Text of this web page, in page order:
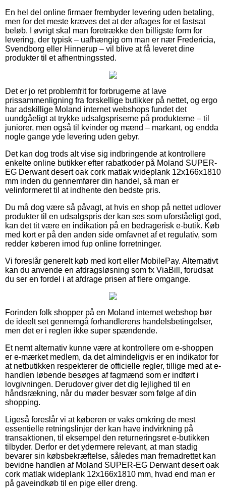
En hel del online firmaer frembyder levering uden betaling,
men for det meste kræves det at der aftages for et fastsat
beløb. I øvrigt skal man foretrække den billigste form for
levering, der typisk – uafhængig om man er nær Fredericia,
Svendborg eller Hinnerup – vil blive at få leveret dine
produkter til et afhentningssted.
Det er jo ret problemfrit for forbrugerne at lave
prissammenligning fra forskellige butikker på nettet, og ergo
har adskillige Moland internet webshops fundet det
uundgåeligt at trykke udsalgspriserne på produkterne – til
juniorer, men også til kvinder og mænd – markant, og endda
nogle gange yde levering uden gebyr.
Det kan dog trods alt vise sig indbringende at kontrollere
enkelte online butikker efter rabatkoder på Moland SUPER-
EG Derwant desert oak cork matlak wideplank 12x166x1810
mm inden du gennemfører din handel, så man er
velinformeret til at indhente den bedste pris.
Du må dog være så påvagt, at hvis en shop på nettet udlover
produkter til en udsalgspris der kan ses som uforståeligt god,
kan det tit være en indikation på en bedragerisk e-butik. Køb
med kort er på den anden side omfavnet af et regulativ, som
redder køberen imod fup online forretninger.
Vi foreslår generelt køb med kort eller MobilePay. Alternativt
kan du anvende en afdragsløsning som fx ViaBill, forudsat
du ser en fordel i at afdrage prisen af flere omgange.
Forinden folk shopper på en Moland internet webshop bør
de ideelt set gennemgå forhandlerens handelsbetingelser,
men det er i reglen ikke super spændende.
Et nemt alternativ kunne være at kontrollere om e-shoppen
er e-mærket medlem, da det almindeligvis er en indikator for
at netbutikken respekterer de officielle regler, tillige med at e-
handlen løbende besøges af fagmænd som er indført i
lovgivningen. Derudover giver det dig lejlighed til en
håndsrækning, når du møder besvær som følge af din
shopping.
Ligeså foreslår vi at køberen er vaks omkring de mest
essentielle retningslinjer der kan have indvirkning på
transaktionen, til eksempel den returneringsret e-butikken
tilbyder. Derfor er det ydermere relevant, at man stadig
bevarer sin købsbekræftelse, således man fremadrettet kan
bevidne handlen af Moland SUPER-EG Derwant desert oak
cork matlak wideplank 12x166x1810 mm, hvad end man er
på gaveindkøb til en pige eller dreng.